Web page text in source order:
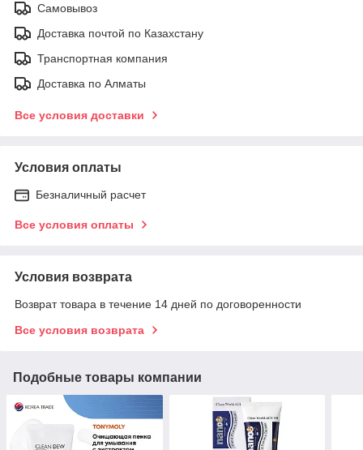
Самовывоз
Доставка почтой по Казахстану
Транспортная компания
Доставка по Алматы
Все условия доставки
Условия оплаты
Безналичный расчет
Все условия оплаты
Условия возврата
Возврат товара в течение 14 дней по договоренности
Все условия возврата
Подобные товары компании